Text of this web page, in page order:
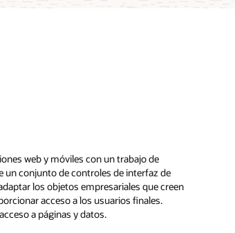
web y móviles con un trabajo de
un conjunto de controles de interfaz de
los objetos empresariales que creen
acceso a los usuarios finales.
a páginas y datos.